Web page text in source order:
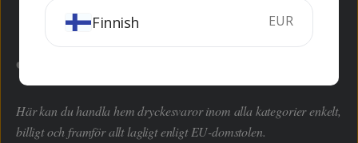
Här kan du handla hem dryckesvaror inom alla kategorier enkelt,
billigt och framför allt lagligt enligt EU-domstolen.
Finnish EUR